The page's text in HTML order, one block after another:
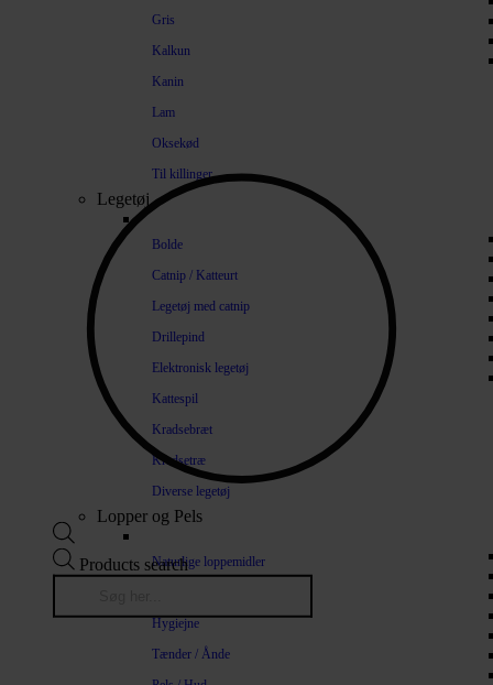
Gris
Kalkun
Kanin
Lam
Oksekød
Til killinger
Legetøj
Bolde
Catnip / Katteurt
Legetøj med catnip
Drillepind
Elektronisk legetøj
Kattespil
Kradsebræt
Kradsetræ
Diverse legetøj
Lopper og Pels
Naturlige loppemidler
Hygiejne
Tænder / Ånde
Products search